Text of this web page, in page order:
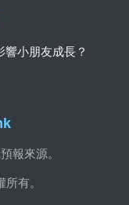
報來源。
有。
小朋友成長？